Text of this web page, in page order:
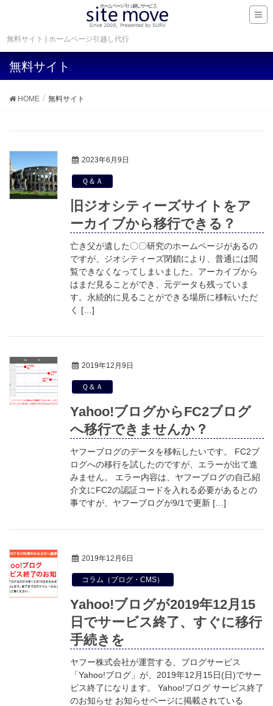
無料サイト | ホームページ引越し代行
無料サイト
HOME 無料サイト
2023年6月9日
Ｑ＆Ａ
旧ジオシティーズサイトをア
ーカイブから移行できる？
亡き父が遺した〇〇研究のホームページがあるの
ですが、ジオシティーズ閉鎖により、普通には閲
覧できなくなってしまいました。アーカイブから
はまだ見ることができ、元データも残っていま
す。永続的に見ることができる場所に移転いただ
く […]
2019年12月9日
Ｑ＆Ａ
Yahoo!ブログからFC2ブログ
へ移行できませんか？
ヤフーブログのデータを移転したいです。 FC2ブ
ログへの移行を試したのですが、エラーが出て進
みません。 エラー内容は、ヤフーブログの自己紹
介文にFC2の認証コードを入れる必要があるとの
事ですが、ヤフーブログが9/1で更新 […]
2019年12月6日
コラム（ブログ・CMS）
Yahoo!ブログが2019年12月15
日でサービス終了、すぐに移行
手続きを
ヤフー株式会社が運営する、ブログサービス
「Yahoo!ブログ」が、2019年12月15日(日)でサー
ビス終了になります。 Yahoo!ブログ サービス終了
のお知らせ お知らせページに掲載されている